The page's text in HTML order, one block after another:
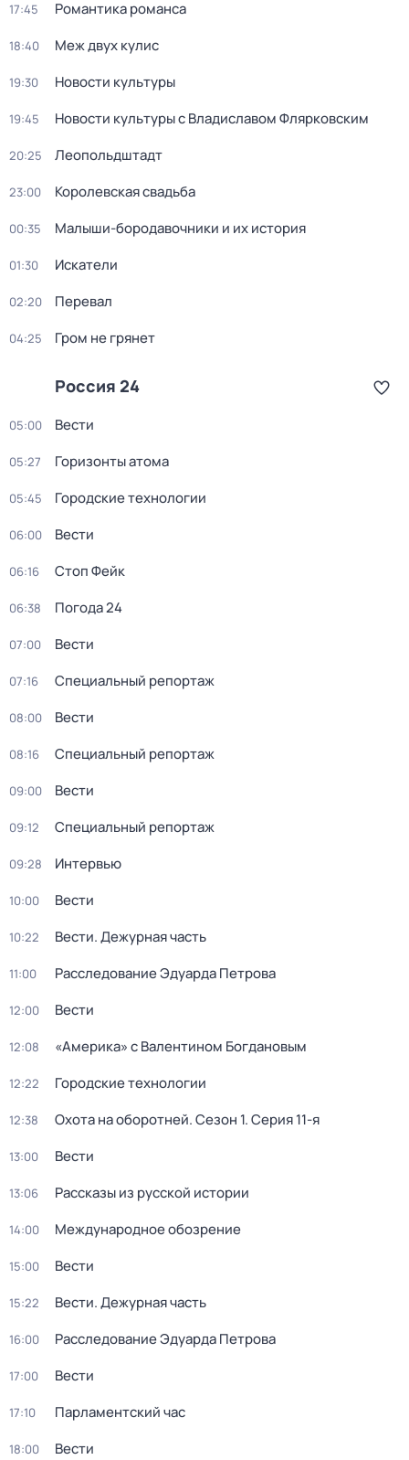
17:45 Романтика романса
18:40 Меж двух кулис
19:30 Новости культуры
19:45 Новости культуры с Владиславом Флярковским
20:25 Леопольдштадт
23:00 Королевская свадьба
00:35 Малыши-бородавочники и их история
01:30 Искатели
02:20 Перевал
04:25 Гром не грянет
Россия 24
05:00 Вести
05:27 Горизонты атома
05:45 Городские технологии
06:00 Вести
06:16 Стоп Фейк
06:38 Погода 24
07:00 Вести
07:16 Специальный репортаж
08:00 Вести
08:16 Специальный репортаж
09:00 Вести
09:12 Специальный репортаж
09:28 Интервью
10:00 Вести
10:22 Вести. Дежурная часть
11:00 Расследование Эдуарда Петрова
12:00 Вести
12:08 «Америка» с Валентином Богдановым
12:22 Городские технологии
12:38 Охота на оборотней. Сезон 1. Серия 11-я
13:00 Вести
13:06 Рассказы из русской истории
14:00 Международное обозрение
15:00 Вести
15:22 Вести. Дежурная часть
16:00 Расследование Эдуарда Петрова
17:00 Вести
17:10 Парламентский час
18:00 Вести